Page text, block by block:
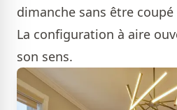
dimanche sans être
La configuration à aire
son sens.